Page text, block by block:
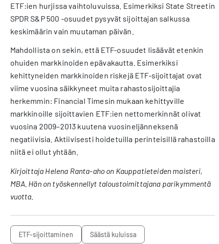
ETF:ien hurjissa vaihtoluvuissa. Esimerkiksi State Streetin
SPDR S&P 500 -osuudet pysyvät sijoittajan salkussa
keskimäärin vain muutaman päivän.
Mahdollista on sekin, että ETF-osuudet lisäävät etenkin
ohuiden markkinoiden epävakautta. Esimerkiksi
kehittyneiden markkinoiden riskejä ETF-sijoittajat ovat
viime vuosina säikkyneet muita rahastosijoittajia
herkemmin: Financial Timesin mukaan kehittyville
markkinoille sijoittavien ETF:ien nettomerkinnät olivat
vuosina 2009–2013 kuutena vuosineljänneksenä
negatiivisia. Aktiivisesti hoidetuilla perinteisillä rahastoilla
niitä ei ollut yhtään.
Kirjoittaja Helena Ranta-aho on Kauppatieteiden maisteri,
MBA. Hän on työskennellyt taloustoimittajana parikymmentä
vuotta.
ETF-sijoittaminen säästä kuluissa